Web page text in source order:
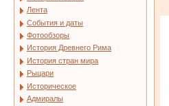
Лента
События и даты
Фотообзоры
История Древнего Рима
История стран мира
Рыцари
Историческое
Адмиралы